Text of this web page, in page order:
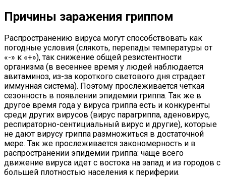
Причины заражения гриппом
Распространению вируса могут способствовать как
погодные условия (слякоть, перепады температуры от
«-» к «+»), так снижение общей резистентности
организма (в весеннее время у людей наблюдается
авитаминоз, из-за короткого светового дня страдает
иммунная система). Поэтому прослеживается четкая
сезонность в появлении эпидемии гриппа. Так же в
другое время года у вируса гриппа есть и конкуренты
среди других вирусов (вирус парагриппа, аденовирус,
респираторно-сентициальный вирус и другие), которые
не дают вирусу гриппа размножиться в достаточной
мере. Так же прослеживается закономерность и в
распространении эпидемии гриппа: чаще всего
движение вируса идет с востока на запад и из городов с
большей плотностью населения к периферии.